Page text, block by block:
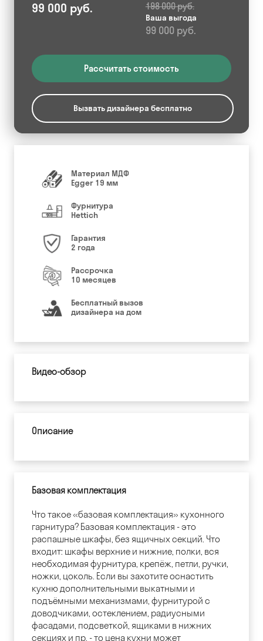
99 000 руб. 198 000 руб.
Ваша выгода
99 000 руб.
Рассчитать стоимость
Вызвать дизайнера бесплатно
Материал МДФ
Egger 19 мм
Фурнитура
Hettich
Гарантия
2 года
Рассрочка
10 месяцев
Бесплатный вызов
дизайнера на дом
Видео-обзор
Описание
Базовая комплектация
Что такое «базовая комплектация» кухонного
гарнитура? Базовая комплектация - это
распашные шкафы, без ящичных секций. Что
входит: шкафы верхние и нижние, полки, вся
необходимая фурнитура, крепёж, петли, ручки,
ножки, цоколь. Если вы захотите оснастить
кухню дополнительными выкатными и
подъёмными механизмами, фурнитурой с
доводчиками, остеклением, радиусными
фасадами, подсветкой, ящиками в нижних
секциях и пр. - то цена кухни может